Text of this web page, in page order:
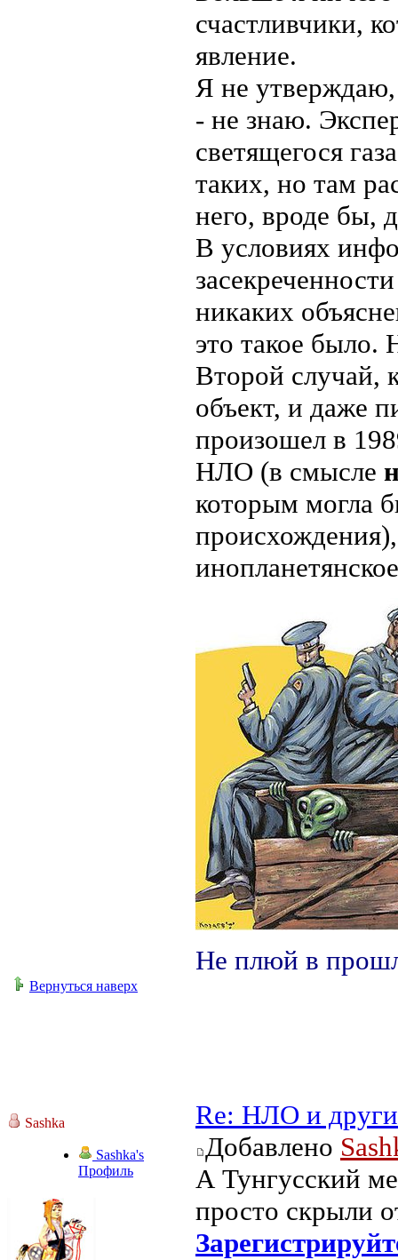
счастливчики,
явление.
Я не утверждаю,
- не знаю.
светящегося
таких, но там
него, вроде бы,
В условиях
никаких
это такое было.
Второй случай,
объект, и даже
произошел в
НЛО (в смысле
которым могла
Не плюй в
Вернуться наверх
Sashka
Sashka's
Профиль
Re: НЛО и
Добавлено
А Тунгусский
просто скрыли